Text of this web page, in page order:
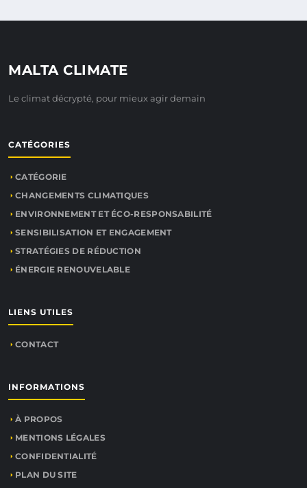
MALTA CLIMATE
Le climat décrypté, pour mieux agir demain
CATÉGORIES
CATÉGORIE
CHANGEMENTS CLIMATIQUES
ENVIRONNEMENT ET ÉCO-RESPONSABILITÉ
SENSIBILISATION ET ENGAGEMENT
STRATÉGIES DE RÉDUCTION
ÉNERGIE RENOUVELABLE
LIENS UTILES
CONTACT
INFORMATIONS
À PROPOS
MENTIONS LÉGALES
CONFIDENTIALITÉ
PLAN DU SITE